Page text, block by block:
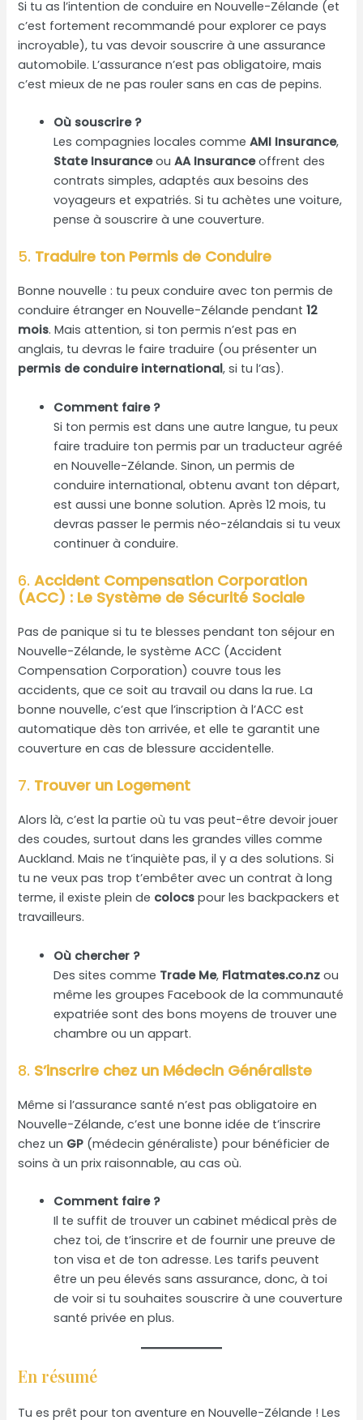
Si tu as l’intention de conduire en Nouvelle-Zélande (et
c’est fortement recommandé pour explorer ce pays
incroyable), tu vas devoir souscrire à une assurance
automobile. L’assurance n’est pas obligatoire, mais
c’est mieux de ne pas rouler sans en cas de pepins.
Où souscrire ?
Les compagnies locales commeAMI Insurance,
State InsuranceouAA Insuranceoffrent des
contrats simples, adaptés aux besoins des
voyageurs et expatriés. Si tu achètes une voiture,
pense à souscrire à une couverture.
5. Traduire ton Permis de Conduire
Bonne nouvelle : tu peux conduire avec ton permis de
conduire étranger en Nouvelle-Zélande pendant12
mois. Mais attention, si ton permis n’est pas en
anglais, tu devras le faire traduire (ou présenter un
permis de conduire international, si tu l’as).
Comment faire ?
Si ton permis est dans une autre langue, tu peux
faire traduire ton permis par un traducteur agréé
en Nouvelle-Zélande. Sinon, un permis de
conduire international, obtenu avant ton départ,
est aussi une bonne solution. Après 12 mois, tu
devras passer le permis néo-zélandais si tu veux
continuer à conduire.
6.Accident Compensation Corporation
(ACC) : Le Système de Sécurité Sociale
Pas de panique si tu te blesses pendant ton séjour en
Nouvelle-Zélande, le système ACC (Accident
Compensation Corporation) couvre tous les
accidents, que ce soit au travail ou dans la rue. La
bonne nouvelle, c’est que l’inscription à l’ACC est
automatique dès ton arrivée, et elle te garantit une
couverture en cas de blessure accidentelle.
7. Trouver un Logement
Alors là, c’est la partie où tu vas peut-être devoir jouer
des coudes, surtout dans les grandes villes comme
Auckland. Mais ne t’inquiète pas, il y a des solutions. Si
tu ne veux pas trop t’embêter avec un contrat à long
terme, il existe plein de colocs pour les backpackers et
travailleurs.
Où chercher ?
Des sites comme Trade Me, Flatmates.co.nz ou
même les groupes Facebook de la communauté
expatriée sont des bons moyens de trouver une
chambre ou un appart.
8. S’inscrire chez un Médecin Généraliste
Même si l’assurance santé n’est pas obligatoire en
Nouvelle-Zélande, c’est une bonne idée de t’inscrire
chez un GP (médecin généraliste) pour bénéficier de
soins à un prix raisonnable, au cas où.
Comment faire ?
Il te suffit de trouver un cabinet médical près de
chez toi, de t’inscrire et de fournir une preuve de
ton visa et de ton adresse. Les tarifs peuvent
être un peu élevés sans assurance, donc, à toi
de voir si tu souhaites souscrire à une couverture
santé privée en plus.
En résumé
Tu es prêt pour ton aventure en Nouvelle-Zélande ! Les